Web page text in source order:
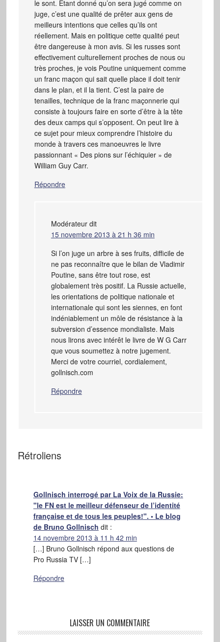
le sont. Etant donné qu’on sera jugé comme on
juge, c’est une qualité de prêter aux gens de
meilleurs intentions que celles qu’ils ont
réellement. Mais en politique cette qualité peut
être dangereuse à mon avis. Si les russes sont
effectivement culturellement proches de nous ou
très proches, je vois Poutine uniquement comme
un franc maçon qui sait quelle place il doit tenir
dans le plan, et il la tient. C’est la paire de
tenailles, technique de la franc maçonnerie qui
consiste à toujours faire en sorte d’être à la tête
des deux camps qui s’opposent. On peut lire à
ce sujet pour mieux comprendre l’histoire du
monde à travers ces manoeuvres le livre
passionnant « Des pions sur l’échiquier » de
William Guy Carr.
Répondre
Modérateur dit
15 novembre 2013 à 21 h 36 min
Si l’on juge un arbre à ses fruits, difficile de
ne pas reconnaître que le bilan de Vladimir
Poutine, sans être tout rose, est
globalement très positif. La Russie actuelle,
les orientations de politique nationale et
internationale qui sont les siennes, en font
indéniablement un môle de résistance à la
subversion d’essence mondialiste. Mais
nous lirons avec intérêt le livre de W G Carr
que vous soumettez à notre jugement.
Merci de votre courriel, cordialement,
gollnisch.com
Répondre
Rétroliens
Gollnisch interrogé par La Voix de la Russie:
"le FN est le meilleur défenseur de l’identité
française et de tous les peuples!". • Le blog
de Bruno Gollnisch dit :
14 novembre 2013 à 11 h 42 min
[…] Bruno Gollnisch répond aux questions de
Pro Russia TV […]
Répondre
LAISSER UN COMMENTAIRE